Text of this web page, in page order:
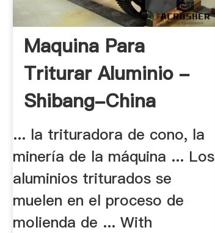
Maquina Para
Triturar Aluminio -
Shibang-China
... la trituradora de cono, la
minería de la máquina ... Los
aluminios triturados se
muelen en el proceso de
molienda de ... With